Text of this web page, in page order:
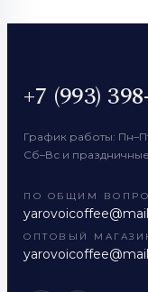
+7 (993)
График работы:
Сб–Вс и
ПО ОБЩИМ
ОПТОВЫЙ